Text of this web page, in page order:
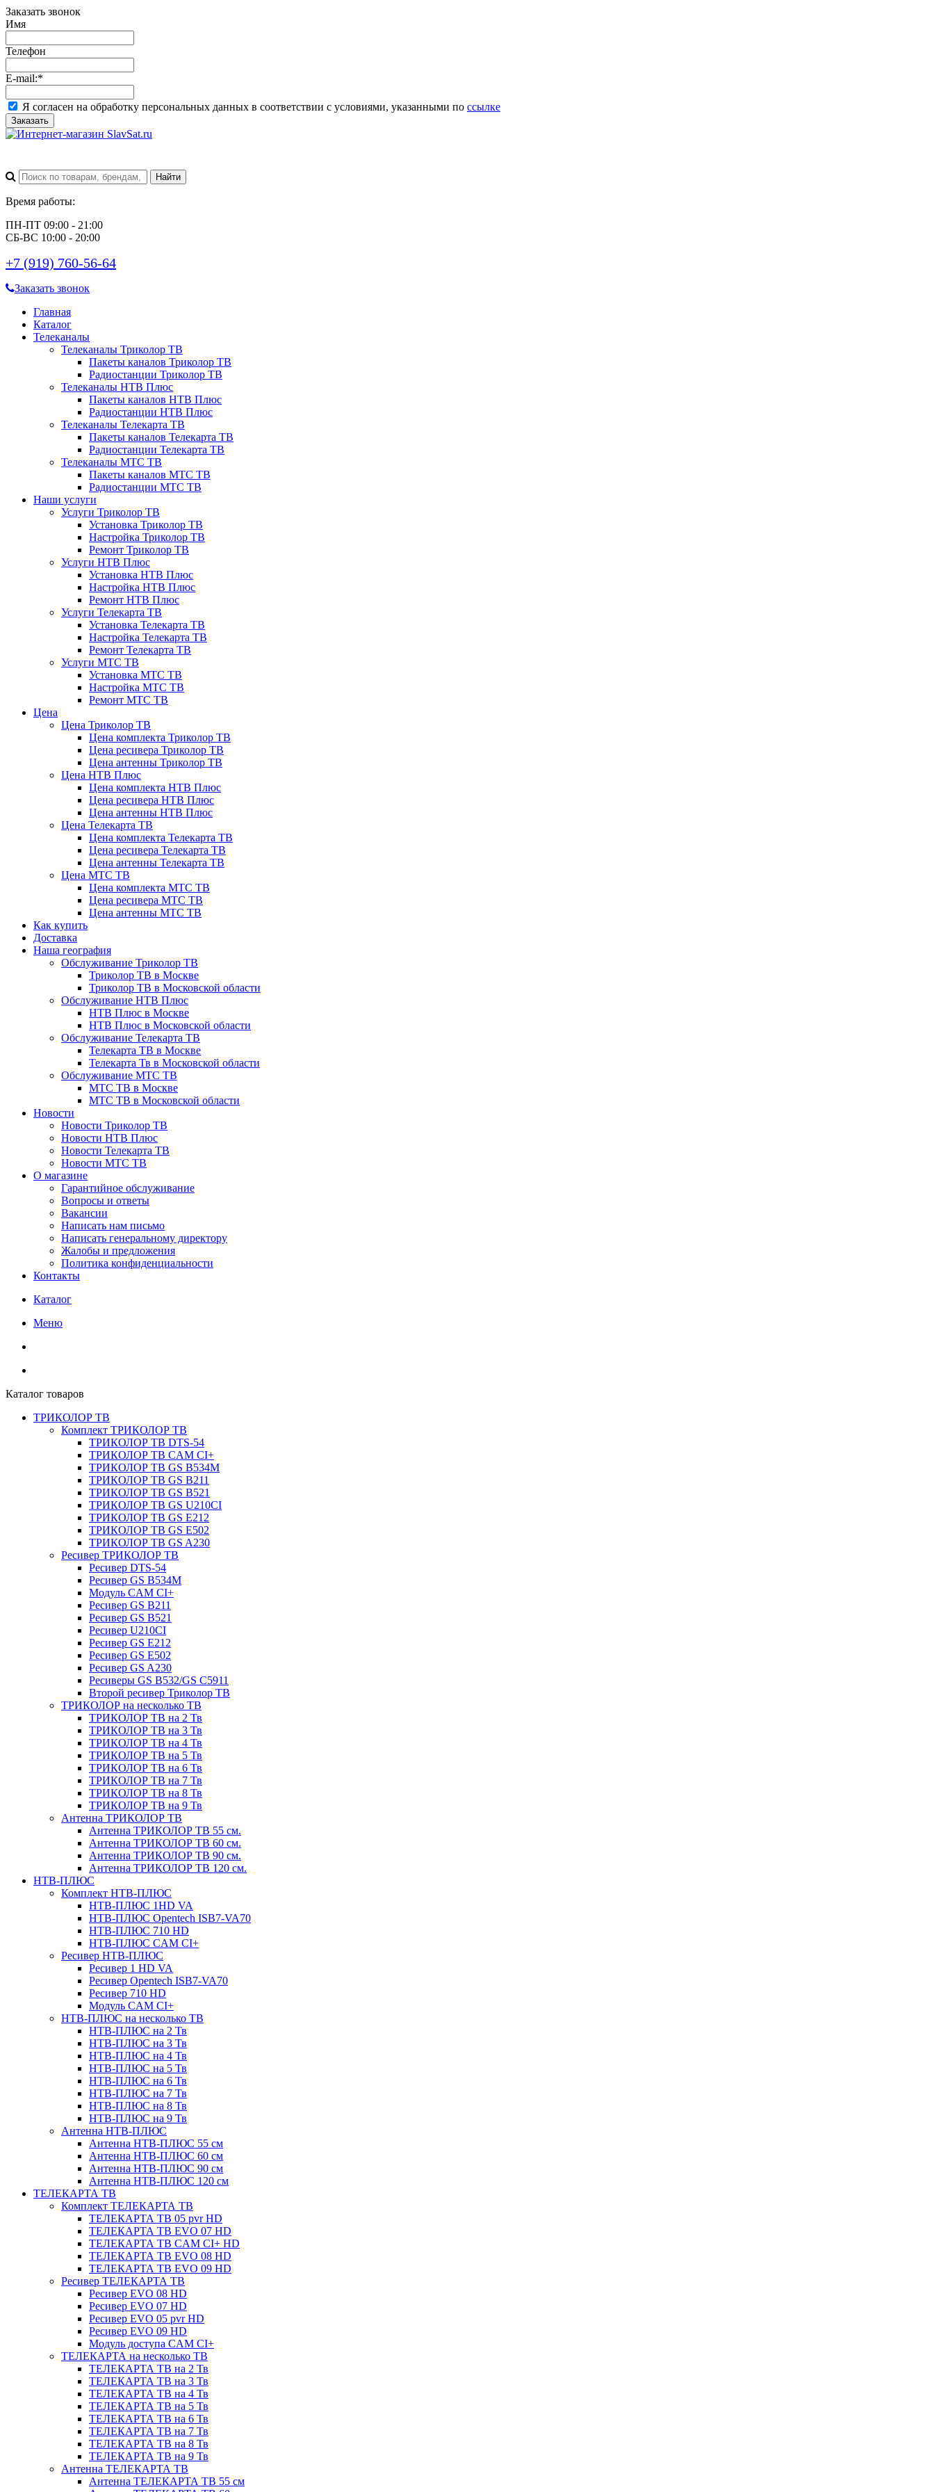
Заказать звонок
Имя
Телефон
E-mail:*
Я согласен на обработку персональных данных в соответствии с условиями, указанными по ссылке
Заказать
Время работы:
ПН-ПТ 09:00 - 21:00
СБ-ВС 10:00 - 20:00
+7 (919) 760-56-64
Заказать звонок
Главная
Каталог
Телеканалы
Телеканалы Триколор ТВ
Пакеты каналов Триколор ТВ
Радиостанции Триколор ТВ
Телеканалы НТВ Плюс
Пакеты каналов НТВ Плюс
Радиостанции НТВ Плюс
Телеканалы Телекарта ТВ
Пакеты каналов Телекарта ТВ
Радиостанции Телекарта ТВ
Телеканалы МТС ТВ
Пакеты каналов МТС ТВ
Радиостанции МТС ТВ
Наши услуги
Услуги Триколор ТВ
Установка Триколор ТВ
Настройка Триколор ТВ
Ремонт Триколор ТВ
Услуги НТВ Плюс
Установка НТВ Плюс
Настройка НТВ Плюс
Ремонт НТВ Плюс
Услуги Телекарта ТВ
Установка Телекарта ТВ
Настройка Телекарта ТВ
Ремонт Телекарта ТВ
Услуги МТС ТВ
Установка МТС ТВ
Настройка МТС ТВ
Ремонт МТС ТВ
Цена
Цена Триколор ТВ
Цена комплекта Триколор ТВ
Цена ресивера Триколор ТВ
Цена антенны Триколор ТВ
Цена НТВ Плюс
Цена комплекта НТВ Плюс
Цена ресивера НТВ Плюс
Цена антенны НТВ Плюс
Цена Телекарта ТВ
Цена комплекта Телекарта ТВ
Цена ресивера Телекарта ТВ
Цена антенны Телекарта ТВ
Цена МТС ТВ
Цена комплекта МТС ТВ
Цена ресивера МТС ТВ
Цена антенны МТС ТВ
Как купить
Доставка
Наша география
Обслуживание Триколор ТВ
Триколор ТВ в Москве
Триколор ТВ в Московской области
Обслуживание НТВ Плюс
НТВ Плюс в Москве
НТВ Плюс в Московской области
Обслуживание Телекарта ТВ
Телекарта ТВ в Москве
Телекарта Тв в Московской области
Обслуживание МТС ТВ
МТС ТВ в Москве
МТС ТВ в Московской области
Новости
Новости Триколор ТВ
Новости НТВ Плюс
Новости Телекарта ТВ
Новости МТС ТВ
О магазине
Гарантийное обслуживание
Вопросы и ответы
Вакансии
Написать нам письмо
Написать генеральному директору
Жалобы и предложения
Политика конфиденциальности
Контакты
Каталог
Меню
Каталог товаров
ТРИКОЛОР ТВ
Комплект ТРИКОЛОР ТВ
ТРИКОЛОР ТВ DTS-54
ТРИКОЛОР ТВ CAM CI+
ТРИКОЛОР ТВ GS B534M
ТРИКОЛОР ТВ GS B211
ТРИКОЛОР ТВ GS B521
ТРИКОЛОР ТВ GS U210CI
ТРИКОЛОР ТВ GS E212
ТРИКОЛОР ТВ GS E502
ТРИКОЛОР ТВ GS A230
Ресивер ТРИКОЛОР ТВ
Ресивер DTS-54
Ресивер GS B534M
Модуль CAM CI+
Ресивер GS B211
Ресивер GS B521
Ресивер U210CI
Ресивер GS E212
Ресивер GS E502
Ресивер GS A230
Ресиверы GS B532/GS C5911
Второй ресивер Триколор ТВ
ТРИКОЛОР на несколько ТВ
ТРИКОЛОР ТВ на 2 Тв
ТРИКОЛОР ТВ на 3 Тв
ТРИКОЛОР ТВ на 4 Тв
ТРИКОЛОР ТВ на 5 Тв
ТРИКОЛОР ТВ на 6 Тв
ТРИКОЛОР ТВ на 7 Тв
ТРИКОЛОР ТВ на 8 Тв
ТРИКОЛОР ТВ на 9 Тв
Антенна ТРИКОЛОР ТВ
Антенна ТРИКОЛОР ТВ 55 см.
Антенна ТРИКОЛОР ТВ 60 см.
Антенна ТРИКОЛОР ТВ 90 см.
Антенна ТРИКОЛОР ТВ 120 см.
НТВ-ПЛЮС
Комплект НТВ-ПЛЮС
НТВ-ПЛЮС 1HD VA
НТВ-ПЛЮС Opentech ISB7-VA70
НТВ-ПЛЮС 710 HD
НТВ-ПЛЮС CAM CI+
Ресивер НТВ-ПЛЮС
Ресивер 1 HD VA
Ресивер Opentech ISB7-VA70
Ресивер 710 HD
Модуль CAM CI+
НТВ-ПЛЮС на несколько ТВ
НТВ-ПЛЮС на 2 Тв
НТВ-ПЛЮС на 3 Тв
НТВ-ПЛЮС на 4 Тв
НТВ-ПЛЮС на 5 Тв
НТВ-ПЛЮС на 6 Тв
НТВ-ПЛЮС на 7 Тв
НТВ-ПЛЮС на 8 Тв
НТВ-ПЛЮС на 9 Тв
Антенна НТВ-ПЛЮС
Антенна НТВ-ПЛЮС 55 см
Антенна НТВ-ПЛЮС 60 см
Антенна НТВ-ПЛЮС 90 см
Антенна НТВ-ПЛЮС 120 см
ТЕЛЕКАРТА ТВ
Комплект ТЕЛЕКАРТА ТВ
ТЕЛЕКАРТА ТВ 05 pvr HD
ТЕЛЕКАРТА ТВ EVO 07 HD
ТЕЛЕКАРТА ТВ CAM CI+ HD
ТЕЛЕКАРТА ТВ EVO 08 HD
ТЕЛЕКАРТА ТВ EVO 09 HD
Ресивер ТЕЛЕКАРТА ТВ
Ресивер EVO 08 HD
Ресивер EVO 07 HD
Ресивер EVO 05 pvr HD
Ресивер EVO 09 HD
Модуль доступа CAM CI+
ТЕЛЕКАРТА на несколько ТВ
ТЕЛЕКАРТА ТВ на 2 Тв
ТЕЛЕКАРТА ТВ на 3 Тв
ТЕЛЕКАРТА ТВ на 4 Тв
ТЕЛЕКАРТА ТВ на 5 Тв
ТЕЛЕКАРТА ТВ на 6 Тв
ТЕЛЕКАРТА ТВ на 7 Тв
ТЕЛЕКАРТА ТВ на 8 Тв
ТЕЛЕКАРТА ТВ на 9 Тв
Антенна ТЕЛЕКАРТА ТВ
Антенна ТЕЛЕКАРТА ТВ 55 см